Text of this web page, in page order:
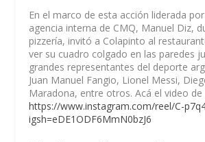
En el marco de esta acción liderada
agencia interna de CMQ, Manuel Diz,
pizzería, invitó a Colapinto al
ver su cuadro colgado en las paredes
grandes representantes del deporte
Juan Manuel Fangio, Lionel Messi,
Maradona, entre otros. Acá el video de
https://www.instagram.com/reel/C-
igsh=eDE1ODF6MmN0bzJ6